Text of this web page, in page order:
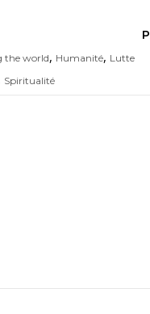
the world, Humanité, Lutte
Spiritualité